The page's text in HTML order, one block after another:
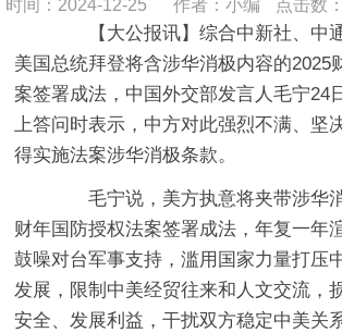
时间：2024-12-25 作者：小编 点击数：
【大公报讯】综合中新社、中
美国总统拜登将含涉华消极内容的2025
案签署成法，中国外交部发言人毛宁24
上答问时表示，中方对此强烈不满、坚
得实施法案涉华消极条款。
毛宁说，美方执意将夹带涉华
财年国防授权法案签署成法，年复一年
鼓噪对台军事支持，滥用国家力量打压
发展，限制中美经贸往来和人文交流，
安全、发展利益，干扰双方稳定中美关